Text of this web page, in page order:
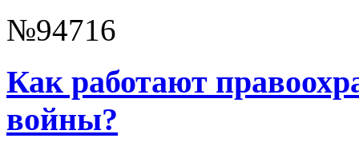
№94716
Как работают
войны?